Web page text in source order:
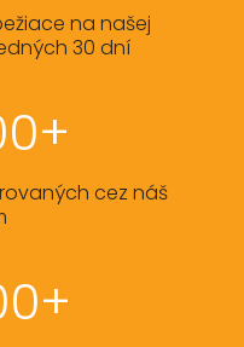
na našej
30 dní
cez náš